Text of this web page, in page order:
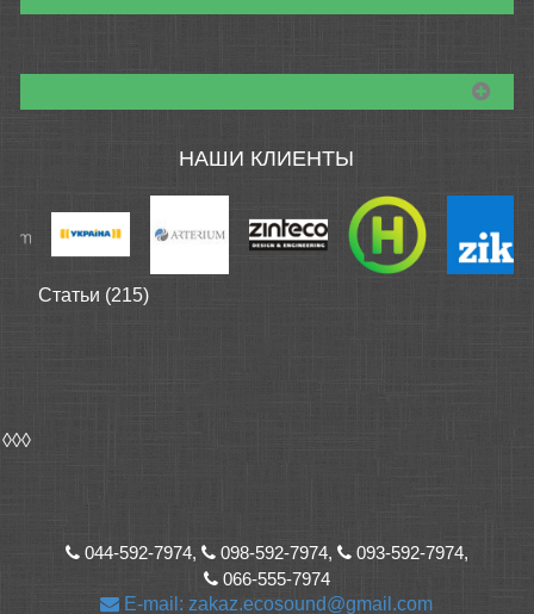
НАШИ КЛИЕНТЫ
Статьи (215)
◊◊◊
044-592-7974, 098-592-7974,
093-592-7974,
066-555-7974
E-mail: zakaz.ecosound@gmail.com